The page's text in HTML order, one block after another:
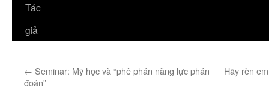
Tác
giả
← Seminar: Mỹ học và “phê phán năng lực phán
đoán”
Hãy rèn